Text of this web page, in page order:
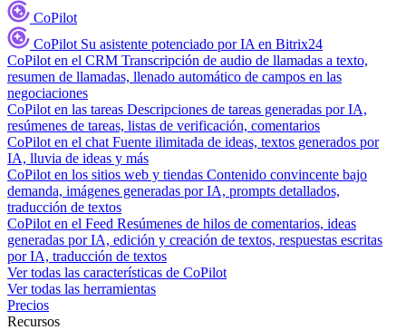
CoPilot
CoPilot Su asistente potenciado por IA en Bitrix24
CoPilot en el CRM Transcripción de audio de llamadas a texto,
resumen de llamadas, llenado automático de campos en las
negociaciones
CoPilot en las tareas Descripciones de tareas generadas por IA,
resúmenes de tareas, listas de verificación, comentarios
CoPilot en el chat Fuente ilimitada de ideas, textos generados por
IA, lluvia de ideas y más
CoPilot en los sitios web y tiendas Contenido convincente bajo
demanda, imágenes generadas por IA, prompts detallados,
traducción de textos
CoPilot en el Feed Resúmenes de hilos de comentarios, ideas
generadas por IA, edición y creación de textos, respuestas escritas
por IA, traducción de textos
Ver todas las características de CoPilot
Ver todas las herramientas
Precios
Recursos